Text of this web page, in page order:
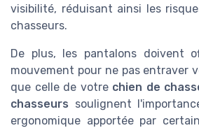
visibilité, réduisant ainsi les
chasseurs.
De plus, les pantalons doivent
mouvement pour ne pas entraver
que celle de votre chien de
chasseurs soulignent
ergonomique apportée par